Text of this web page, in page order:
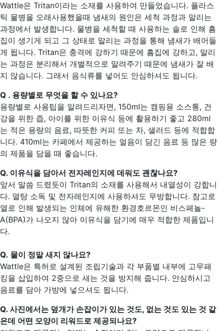
Wattle은 Tritan이라는 소재를 사용하여 만들었습니다. 플라스
틱 물병을 오래사용했을때 냄새의 원인은 세척 과정과 말리는
과정에서 발생합니다. 물병을 세척할 때 사용하는 솔로 인해 흠
집이 생기게 되고 그 상태로 말리는 과정을 통해 냄새가 배어들
게 됩니다. Tritan은 충격에 강하기 때문에 흠집에 강하고, 말리
는 과정은 분리해서 개별적으로 말려주기 때문에 냄새가 잘 배
지 않습니다. 그래서 음식류를 넣어도 안심하셔도 됩니다.
Q . 용량별로 무엇을 할 수 있나요?
용량별로 사용팁을 알려드리자면, 150ml는 캠핑용 소스통, 건
강을 위한 즙, 아이를 위한 이유식 등에 활용하기 좋고 280ml
는 적은 용량의 음료, 따뜻한 커피 또는 차, 샐러드 등에 적합합
니다. 410ml는 카페에서 제공하는 얼음이 담긴 음료 등 많은 량
의 제품을 담을 때 좋습니다.
Q. 이유식을 담아서 전자레인지에 데워도 괜찮나요?
앞서 말씀 드렸듯이 Tritan의 소재를 사용해서 내열성이 강합니
다. 열탕 소독 및 전자레인지에 사용하셔도 무방합니다. 참고로
열로 인해 발생되는 인체에 유해한 환경호르몬인 비스페놀-
A(BPA)가 나오지 않아 이유식을 담기에 매우 적합한 제품입니
다.
Q. 물이 정말 새지 않나요?
Wattle은 특허로 설계된 조립기술과 각 부품별 내부에 고무패
킹을 삽입하여 2중으로 새는 것을 방지해 줍니다. 안심하시고
음료를 담아 가방에 넣으셔도 됩니다.
Q. 사진에서는 덮개가 손잡이가 있는 것도, 없는 것도 있는 것 같
은데 어떤 모양이 리워드로 제공되나요?